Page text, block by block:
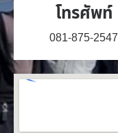
โทรศัพท์
081-875-2547